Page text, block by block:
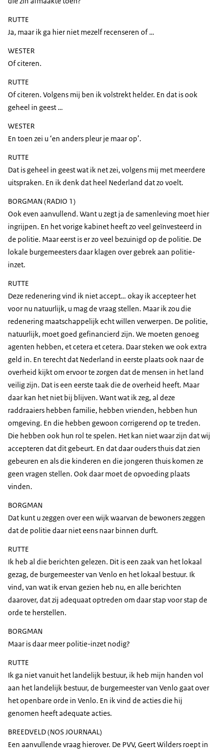
RUTTE
Ja, maar ik ga hier niet mezelf recenseren of …
WESTER
Of citeren.
RUTTE
Of citeren. Volgens mij ben ik volstrekt helder. En dat is ook
geheel in geest …
WESTER
En toen zei u ‘en anders pleur je maar op’.
RUTTE
Dat is geheel in geest wat ik net zei, volgens mij met meerdere
uitspraken. En ik denk dat heel Nederland dat zo voelt.
BORGMAN (RADIO 1)
Ook even aanvullend. Want u zegt ja de samenleving moet hier
ingrijpen. En het vorige kabinet heeft zo veel geïnvesteerd in
de politie. Maar eerst is er zo veel bezuinigd op de politie. De
lokale burgemeesters daar klagen over gebrek aan politie-
inzet.
RUTTE
Deze redenering vind ik niet accept… okay ik accepteer het
voor nu natuurlijk, u mag de vraag stellen. Maar ik zou die
redenering maatschappelijk echt willen verwerpen. De politie,
natuurlijk, moet goed gefinancierd zijn. We moeten genoeg
agenten hebben, et cetera et cetera. Daar steken we ook extra
geld in. En terecht dat Nederland in eerste plaats ook naar de
overheid kijkt om ervoor te zorgen dat de mensen in het land
veilig zijn. Dat is een eerste taak die de overheid heeft. Maar
daar kan het niet bij blijven. Want wat ik zeg, al deze
raddraaiers hebben familie, hebben vrienden, hebben hun
omgeving. En die hebben gewoon corrigerend op te treden.
Die hebben ook hun rol te spelen. Het kan niet waar zijn dat wij
accepteren dat dit gebeurt. En dat daar ouders thuis dat zien
gebeuren en als die kinderen en die jongeren thuis komen ze
geen vragen stellen. Ook daar moet de opvoeding plaats
vinden.
BORGMAN
Dat kunt u zeggen over een wijk waarvan de bewoners zeggen
dat de politie daar niet eens naar binnen durft.
RUTTE
Ik heb al die berichten gelezen. Dit is een zaak van het lokaal
gezag, de burgemeester van Venlo en het lokaal bestuur. Ik
vind, van wat ik ervan gezien heb nu, en alle berichten
daarover, dat zij adequaat optreden om daar stap voor stap de
orde te herstellen.
BORGMAN
Maar is daar meer politie-inzet nodig?
RUTTE
Ik ga niet vanuit het landelijk bestuur, ik heb mijn handen vol
aan het landelijk bestuur, de burgemeester van Venlo gaat over
het openbare orde in Venlo. En ik vind de acties die hij
genomen heeft adequate acties.
BREEDVELD (NOS JOURNAAL)
Een aanvullende vraag hierover. De PVV, Geert Wilders roept in